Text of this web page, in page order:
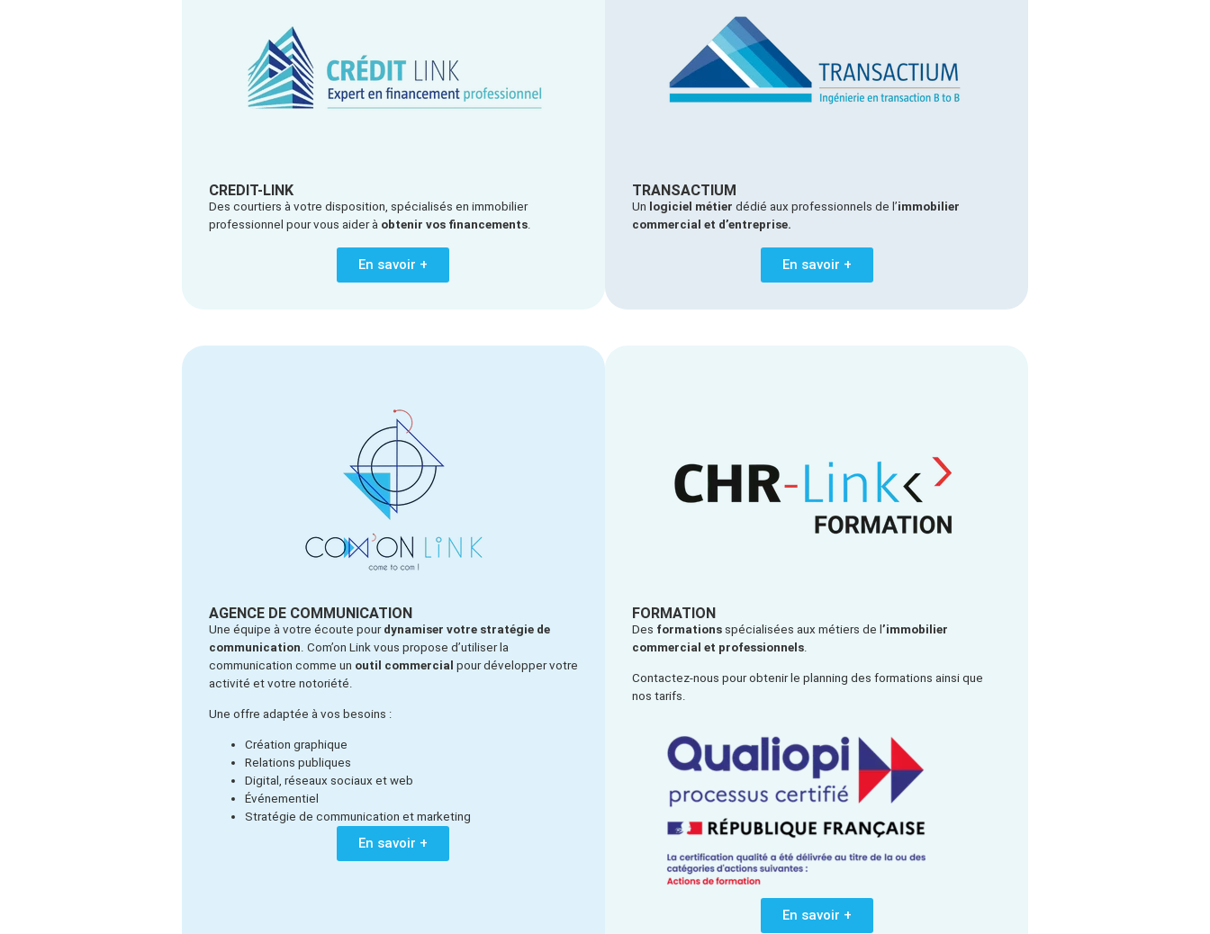
CREDIT-LINK
Des courtiers à votre disposition, spécialisés en immobilier
professionnel pour vous aider à obtenir vos financements.
En savoir +
TRANSACTIUM
Un logiciel métier dédié aux professionnels de l’immobilier
commercial et d’entreprise.
En savoir +
AGENCE DE COMMUNICATION
Une équipe à votre écoute pour dynamiser votre stratégie de
communication . Com’on Link vous propose d’utiliser la
communication comme un outil commercial pour développer votre
activité et votre notoriété.
Une offre adaptée à vos besoins :
Création graphique
Relations publiques
Digital, réseaux sociaux et web
Événementiel
Stratégie de communication et marketing
En savoir +
FORMATION
Des formations spécialisées aux métiers de l’immobilier
commercial et professionnels
Contactez-nous pour obtenir le planning des formations ainsi que
nos tarifs.
En savoir +